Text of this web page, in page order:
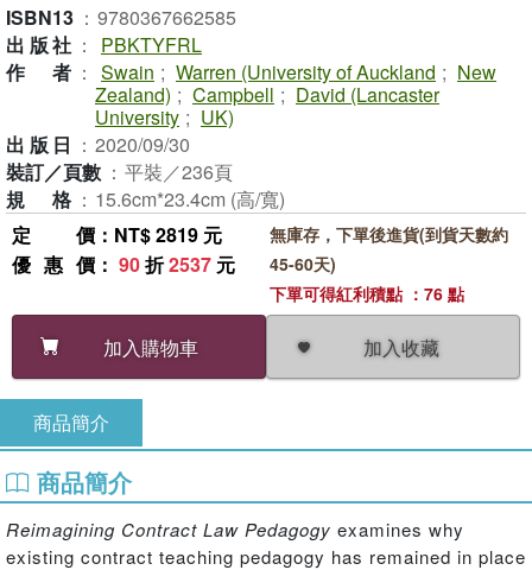
ISBN13 ： 9780367662585
出版社 ：
PBKTYFRL
作者 ： Swain ; Warren (University of Auckland ; New
Zealand) ; Campbell ; David (Lancaster
University ; UK)
出版日 ： 2020/09/30
裝訂／頁數 ： 平裝／236頁
規格 ： 15.6cm*23.4cm (高/寬)
定價 ：NT$ 2819 元
優惠價 ： 90折2537 元
加入購物車 加入收藏
無庫存，下單後進貨(到貨天數約
45-60天)
下單可得紅利積點 ：76 點
商品簡介
商品簡介
Reimagining Contract Law Pedagogy examines why
existing contract teaching pedagogy has remained in place